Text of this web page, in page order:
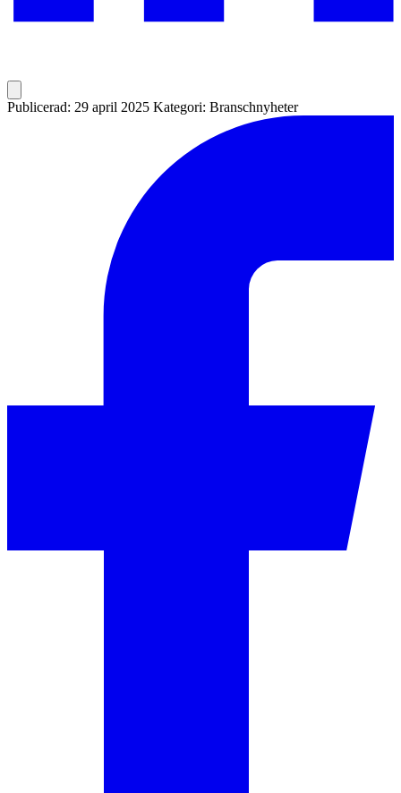
Publicerad: 29 april 2025 Kategori: Branschnyheter